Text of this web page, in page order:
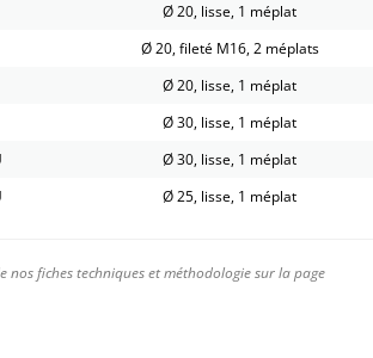
Ø 20, lisse, 1 méplat
Ø 20, fileté M16, 2 méplats
Ø 20, lisse, 1 méplat
Ø 30, lisse, 1 méplat
Ø 30, lisse, 1 méplat
Ø 25, lisse, 1 méplat
nos fiches techniques et méthodologie sur la page